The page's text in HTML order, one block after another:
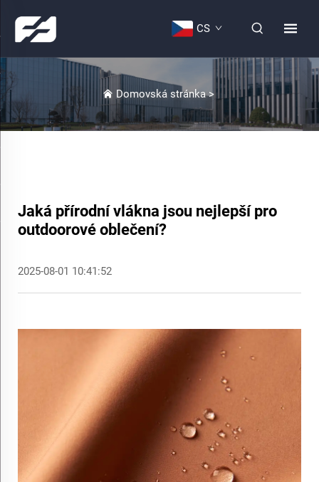
CS
Domovská stránka>
Jaká přírodní vlákna jsou nejlepší pro
outdoorové oblečení?
2025-08-01 10:41:52